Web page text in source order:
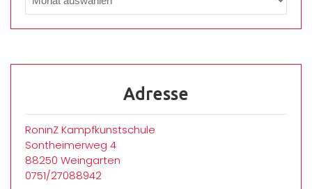
Adresse
RoninZ Kampfkunstschule
Sontheimerweg 4
88250 Weingarten
0751/27088942